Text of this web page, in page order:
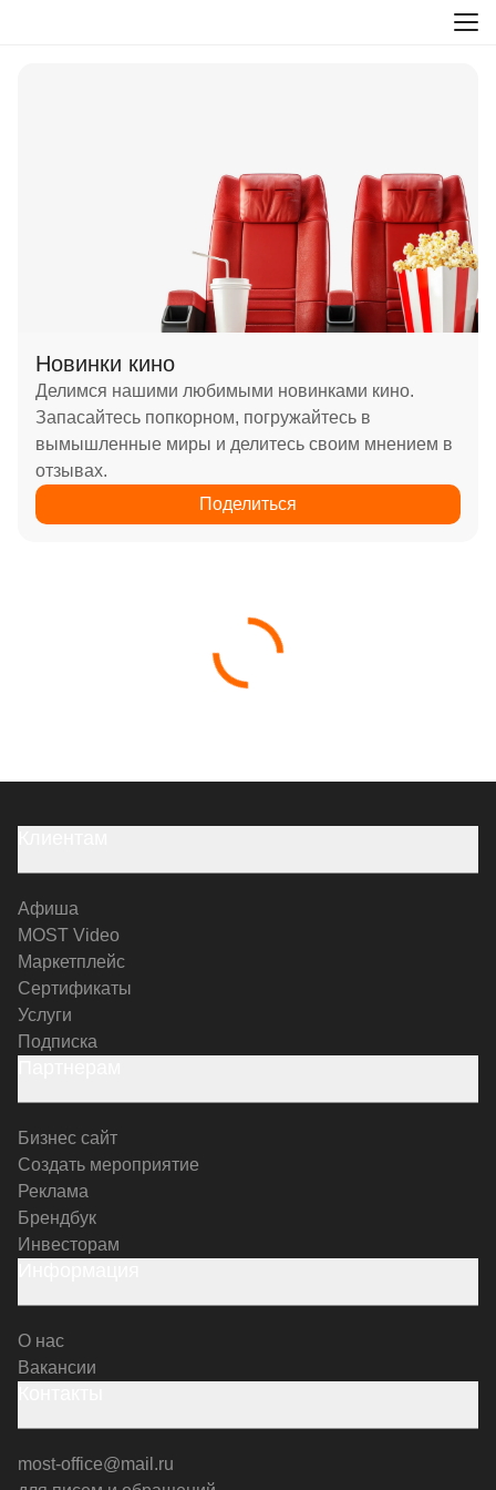
Новинки кино
Делимся нашими любимыми новинками кино.
Запасайтесь попкорном, погружайтесь в
вымышленные миры и делитесь своим мнением в
отзывах.
Поделиться
Афиша
MOST Video
Маркетплейс
Сертификаты
Услуги
Подписка
Бизнес сайт
Создать мероприятие
Реклама
Брендбук
Инвесторам
О нас
Вакансии
most-office@mail.ru